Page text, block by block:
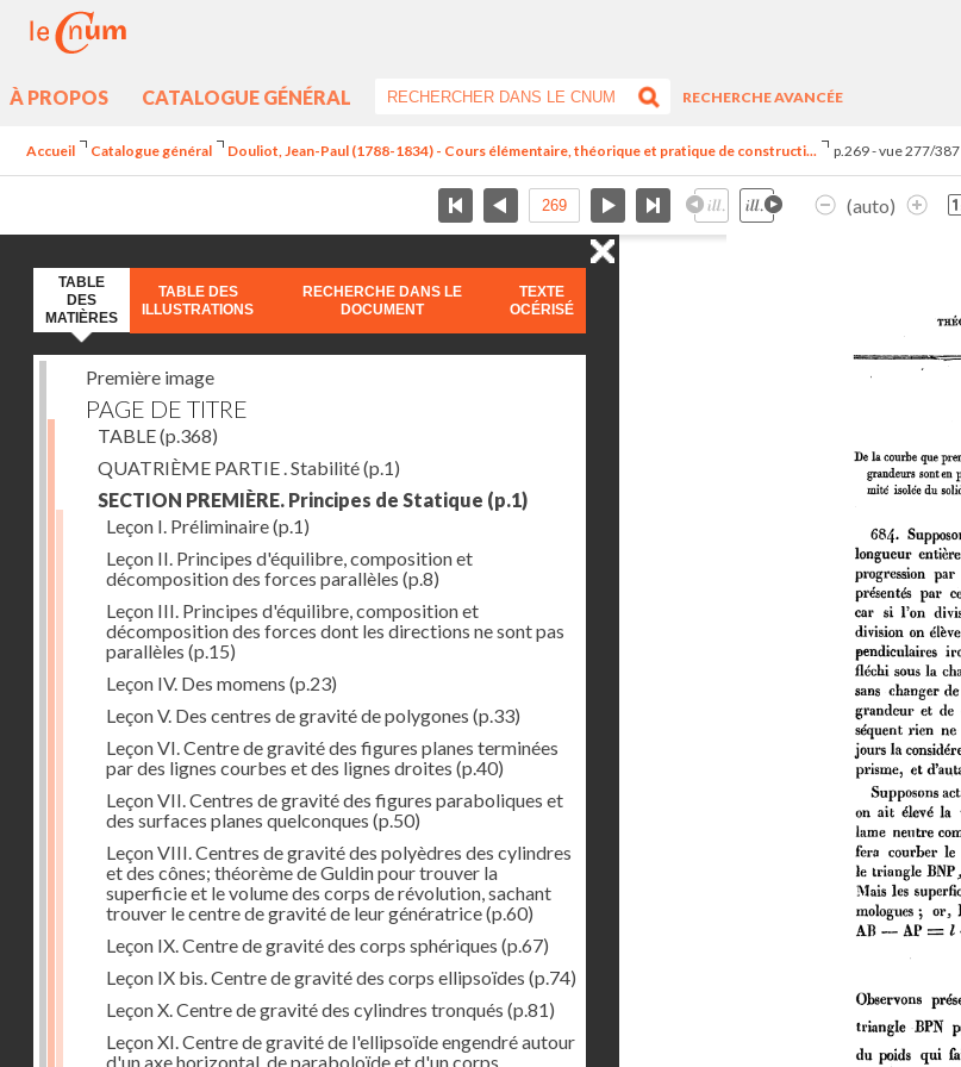
À PROPOS CATALOGUE GÉNÉRAL
RECHERCHE AVANCÉE
Accueil Catalogue général Douliot, Jean-Paul (1788-1834) - Cours élémentaire, théorique et pratique de constructi... p.269 - vue 277/387
(auto)
TABLE
DES
MATIÈRES
TABLE DES
ILLUSTRATIONS
RECHERCHE DANS LE
DOCUMENT
TEXTE
OCÉRISÉ
Première image
PAGE DE TITRE
TABLE(p.368)
QUATRIÈME PARTIE . Stabilité(p.1)
SECTION PREMIÈRE. Principes de Statique (p.1)
Leçon I. Préliminaire(p.1)
Leçon II. Principes d'équilibre, composition et
décomposition des forces parallèles (p.8)
Leçon III. Principes d'équilibre, composition et
décomposition des forces dont les directions ne sont pas
parallèles (p.15)
Leçon IV. Des momens (p.23)
Leçon V. Des centres de gravité de polygones (p.33)
Leçon VI. Centre de gravité des figures planes terminées
par des lignes courbes et des lignes droites (p.40)
Leçon VII. Centres de gravité des figures paraboliques et
des surfaces planes quelconques (p.50)
Leçon VIII. Centres de gravité des polyèdres des cylindres
et des cônes; théorème de Guldin pour trouver la
superficie et le volume des corps de révolution, sachant
trouver le centre de gravité de leur génératrice(p.60)
Leçon IX. Centre de gravité des corps sphériques (p.67)
Leçon IX bis. Centre de gravité des corps ellipsoïdes (p.74)
Leçon X. Centre de gravité des cylindres tronqués (p.81)
Leçon XI. Centre de gravité de l'ellipsoïde engendré autour
d'un axe horizontal, de paraboloïde et d'un corps